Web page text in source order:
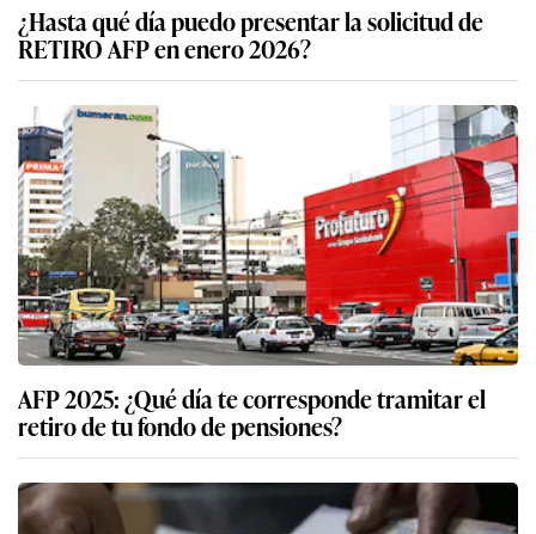
¿Hasta qué día puedo presentar la solicitud de
RETIRO AFP en enero 2026?
AFP 2025: ¿Qué día te corresponde tramitar el
retiro de tu fondo de pensiones?